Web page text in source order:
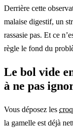
Derrière cette
malaise digestif, un
rassasie pas. Et ce
règle le fond du
Le bol vide
à ne pas
Vous déposez les
la gamelle est déjà